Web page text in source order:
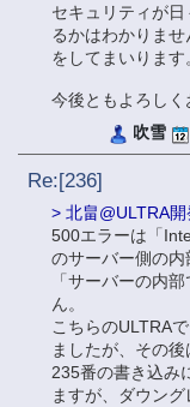
セキュリティが
るかはわかりま
をしてまいります
今後ともよろしく
吹雪
Re:[236]
> 北畠@ULTRA開
500エラーは「
のサーバー側の内
「サーバーの内
ん。
こちらのULTRA
ましたが、その後
235番の書き込み
ますが、ダウン